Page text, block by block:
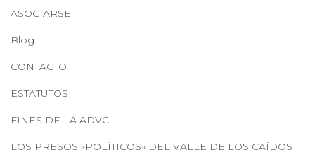
ASOCIARSE
Blog
CONTACTO
ESTATUTOS
FINES DE LA ADVC
LOS PRESOS «POLÍTICOS» DEL VALLE DE LOS CAÍDOS